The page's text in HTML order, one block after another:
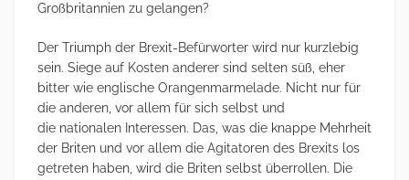
Großbritannien zu gelangen?
Der Triumph der Brexit-Befürworter wird nur kurzlebig
sein. Siege auf Kosten anderer sind selten süß, eher
bitter wie englische Orangenmarmelade. Nicht nur für
die anderen, vor allem für sich selbst und
die nationalen Interessen. Das, was die knappe Mehrheit
der Briten und vor allem die Agitatoren des Brexits los
getreten haben, wird die Briten selbst überrollen. Die